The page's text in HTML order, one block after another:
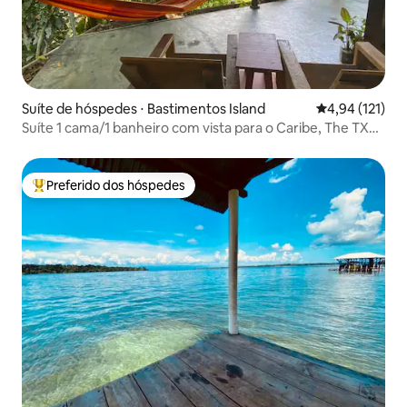
Suíte de hóspedes ⋅ Bastimentos Island 4,94 de uma
4,94 (121)
Suíte 1 cama/1 banheiro com vista para o Caribe, The TX
Entre os melhores preferidos dos hóspedes
Preferido dos hóspedes